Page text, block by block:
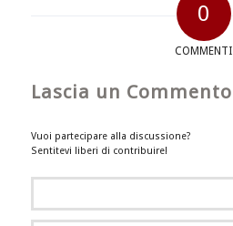
0
COMMENTI
Lascia un Commento
Vuoi partecipare alla discussione?
Sentitevi liberi di contribuire!